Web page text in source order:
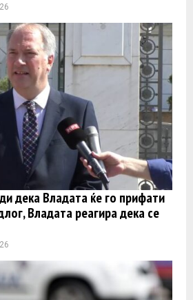
дека Владата ќе го прифати
Владата реагира дека се